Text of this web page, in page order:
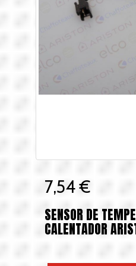
7,54 €
SENSOR DE
CALENTADOR